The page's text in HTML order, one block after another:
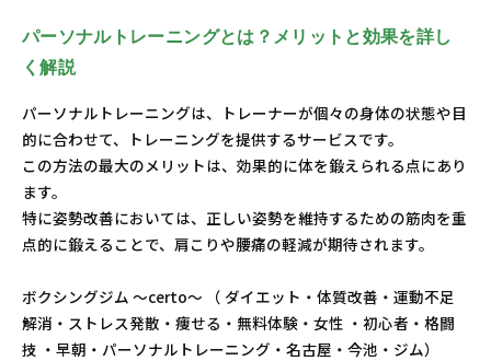
パーソナルトレーニングとは？メリットと効果を詳し
く解説
パーソナルトレーニングは、トレーナーが個々の身体の状態や目
的に合わせて、トレーニングを提供するサービスです。
この方法の最大のメリットは、効果的に体を鍛えられる点にあり
ます。
特に姿勢改善においては、正しい姿勢を維持するための筋肉を重
点的に鍛えることで、肩こりや腰痛の軽減が期待されます。
ボクシングジム ～certo～ （ ダイエット・体質改善・運動不足
解消・ストレス発散・痩せる・無料体験・女性 ・初心者・格闘
技 ・早朝・パーソナルトレーニング・名古屋・今池・ジム）